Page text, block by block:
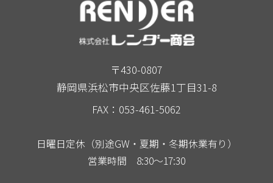
〒430-0807
静岡県浜松市中央区佐藤1丁目31-8
FAX：053-461-5062
日曜日定休（別途GW・夏期・冬期休業有り）
営業時間 8:30～17:30